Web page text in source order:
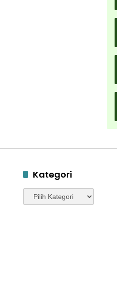
Kategori
Kategori